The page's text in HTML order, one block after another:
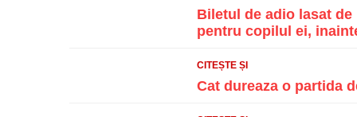
Biletul de adio lasat
pentru copilul ei,
CITEȘTE ȘI
Cat dureaza o partida